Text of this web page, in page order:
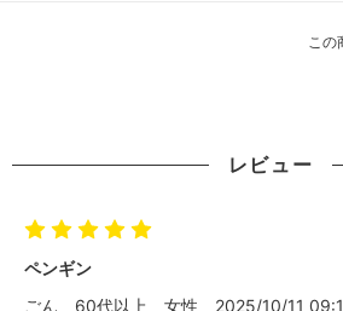
この
レビュー
ペンギン
ごん
60代以上 女性 2025/10/11